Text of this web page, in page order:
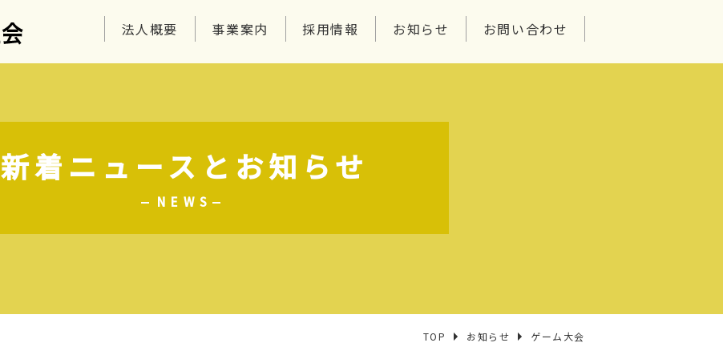
法人概要 事業案内 採用情報 お知らせ お問い合わせ
新着ニュースとお知らせ
NEWS
TOP お知らせ ゲーム大会